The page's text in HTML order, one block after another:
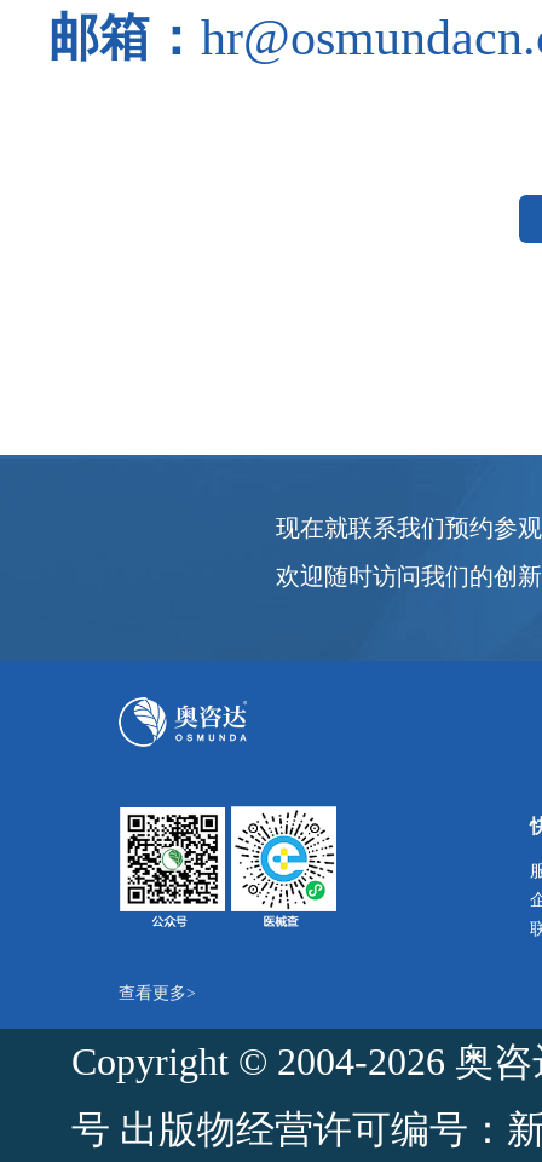
邮箱：
现在就联系我们预约参观
欢迎随时访问我们的创
查看更多>
Copyright © 2004-2026 奥
号 出版物经营许可编号：